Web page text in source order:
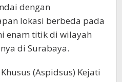
dengan
lokasi berbeda pada
enam titik di wilayah
di Surabaya.
(Aspidsus) Kejati